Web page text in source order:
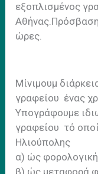
εξοπλισμένος
ώρες.
Μίνιμουμ
γραφείου ένας
Υπογράφουμε
γραφείου τό
Ηλιούπολης
α) ώς φορολογική